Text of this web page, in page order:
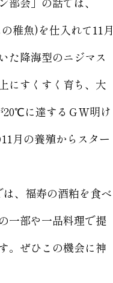
稚魚)を仕入れて11月
た降海型のニジマス
にすくすく育ち、大
20℃に達するＧＷ明け
月の養殖からスター
、福寿の酒粕を食べ
一部や一品料理で提
。ぜひこの機会に神